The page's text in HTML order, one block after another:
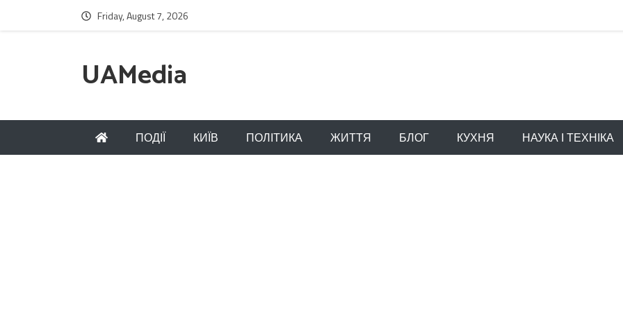
Friday, August 7, 2026
UAMedia
ПОДІЇ КИЇВ ПОЛІТИКА ЖИТТЯ БЛОГ КУХНЯ НАУКА І ТЕХНІКА